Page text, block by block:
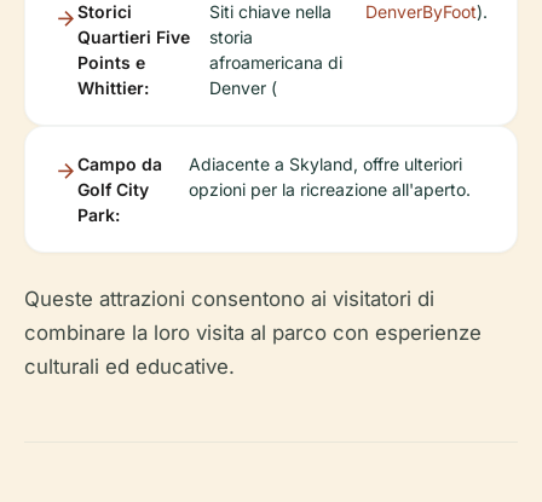
Storici
Quartieri Five
Points e
Whittier:
Siti chiave nella
storia
afroamericana di
Denver (
DenverByFoot).
Campo da
Golf City
Park:
Adiacente a Skyland, offre ulteriori
opzioni per la ricreazione all'aperto.
Queste attrazioni consentono ai visitatori di
combinare la loro visita al parco con esperienze
culturali ed educative.